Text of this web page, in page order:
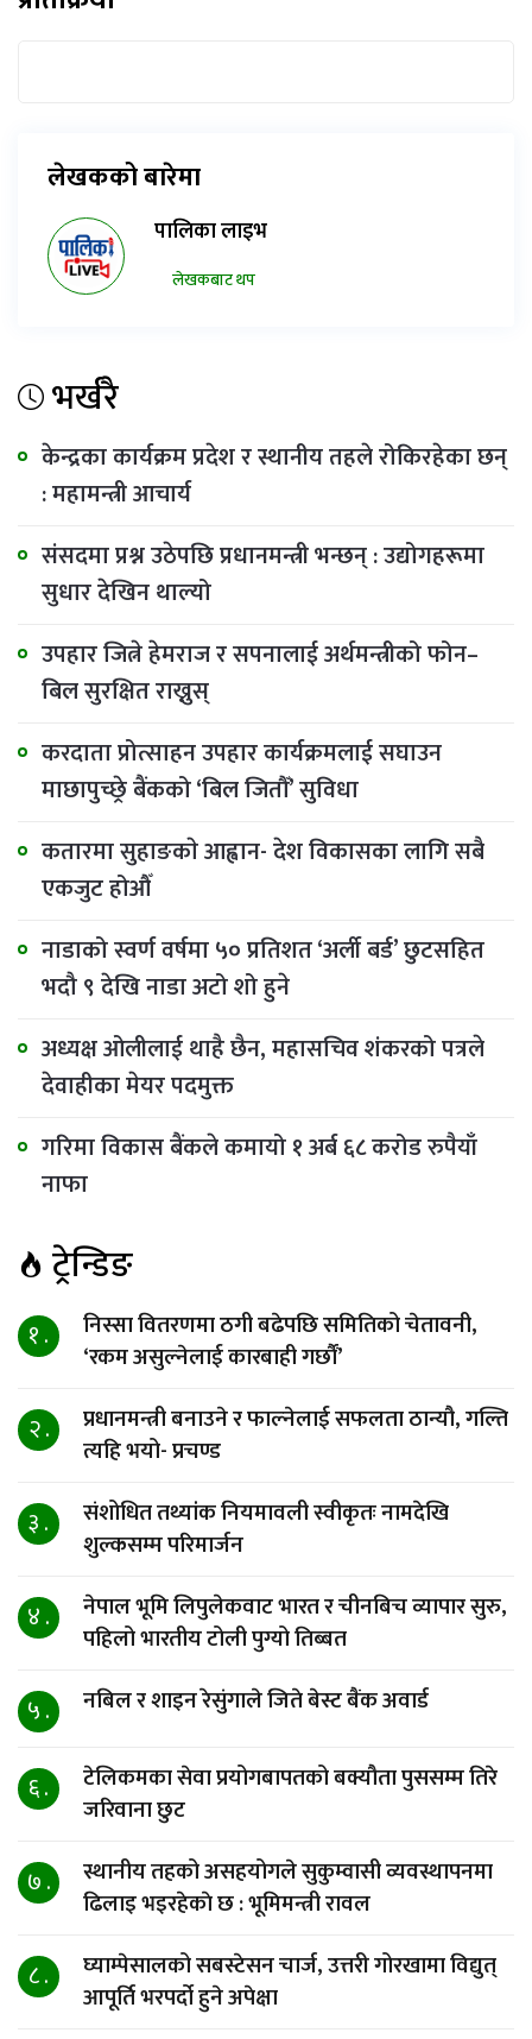
लेखकको बारेमा
पालिका लाइभ
लेखकबाट थप
भर्खरै
केन्द्रका कार्यक्रम प्रदेश र स्थानीय तहले रोकिरहेका छन्
: महामन्त्री आचार्य
संसदमा प्रश्न उठेपछि प्रधानमन्त्री भन्छन् : उद्योगहरूमा
सुधार देखिन थाल्यो
उपहार जित्ने हेमराज र सपनालाई अर्थमन्त्रीको फोन–
बिल सुरक्षित राख्नुस्
करदाता प्रोत्साहन उपहार कार्यक्रमलाई सघाउन
माछापुच्छ्रे बैंकको ‘बिल जितौँ’ सुविधा
कतारमा सुहाङकाे आह्वान- देश विकासका लागि सबै
एकजुट होऔँ
नाडाको स्वर्ण वर्षमा ५० प्रतिशत ‘अर्ली बर्ड’ छुटसहित
भदौ ९ देखि नाडा अटो शो हुने
अध्यक्ष ओलीलाई थाहै छैन, महासचिव शंकरको पत्रले
देवाहीका मेयर पदमुक्त
गरिमा विकास बैंकले कमायो १ अर्ब ६८ करोड रुपैयाँ
नाफा
ट्रेन्डिङ
१ .
निस्सा वितरणमा ठगी बढेपछि समितिको चेतावनी,
‘रकम असुल्नेलाई कारबाही गर्छाैं’
२ .
प्रधानमन्त्री बनाउने र फाल्नेलाई सफलता ठान्यौ, गल्ति
त्यहि भयो- प्रचण्ड
३ .
संशोधित तथ्यांक नियमावली स्वीकृतः नामदेखि
शुल्कसम्म परिमार्जन
४ .
नेपाल भूमि लिपुलेकवाट भारत र चीनबिच व्यापार सुरु,
पहिलो भारतीय टोली पुग्यो तिब्बत
५ . नबिल र शाइन रेसुंगाले जिते बेस्ट बैंक अवार्ड
६ .
टेलिकमका सेवा प्रयोगबापतको बक्यौता पुससम्म तिरे
जरिवाना छुट
७ .
स्थानीय तहको असहयोगले सुकुम्वासी व्यवस्थापनमा
ढिलाइ भइरहेकाे छ : भूमिमन्त्री रावल
८ .
घ्याम्पेसालको सबस्टेसन चार्ज, उत्तरी गोरखामा विद्युत्
आपूर्ति भरपर्दो हुने अपेक्षा